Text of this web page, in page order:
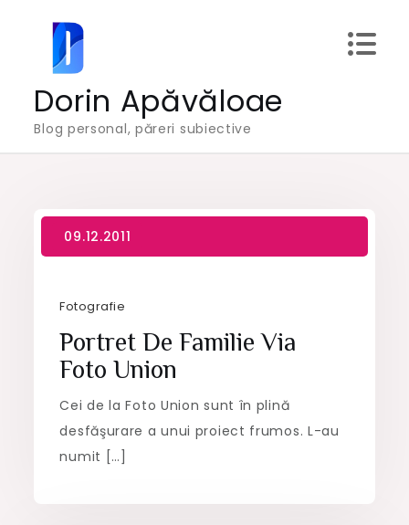
content
Dorin Apăvăloae
Blog personal, păreri subiective
Fotografie
Portret De Familie Via
Foto Union
Cei de la Foto Union sunt în plină
desfăşurare a unui proiect frumos. L-au
numit […]